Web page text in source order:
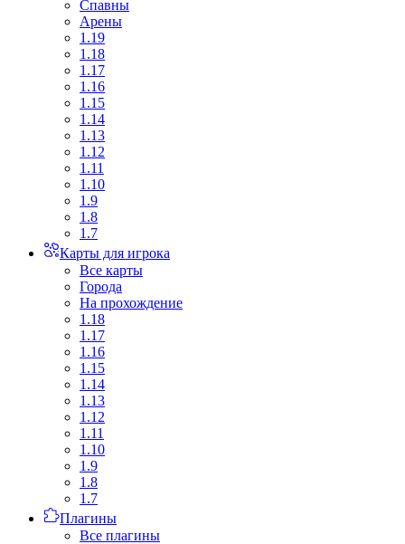
Спавны
Арены
1.19
1.18
1.17
1.16
1.15
1.14
1.13
1.12
1.11
1.10
1.9
1.8
1.7
Карты для игрока
Все карты
Города
На прохождение
1.18
1.17
1.16
1.15
1.14
1.13
1.12
1.11
1.10
1.9
1.8
1.7
Плагины
Все плагины